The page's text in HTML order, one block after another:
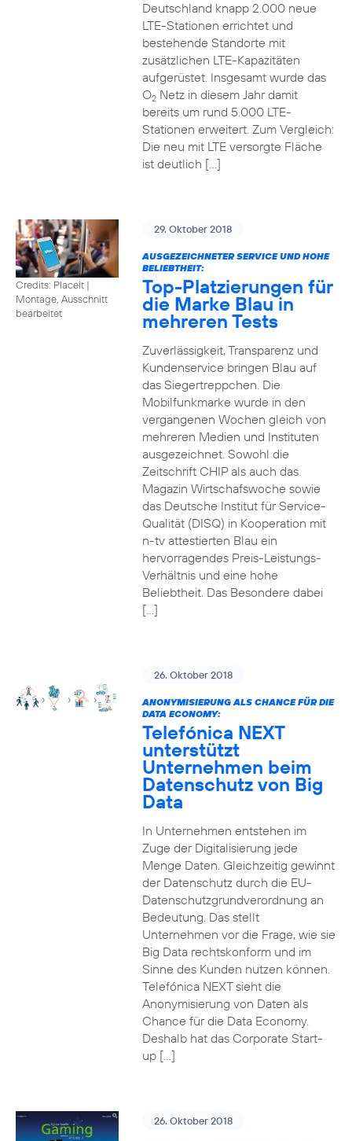
Deutschland knapp 2.000 neue
LTE-Stationen errichtet und
bestehende Standorte mit
zusätzlichen LTE-Kapazitäten
aufgerüstet. Insgesamt wurde das
O2Netz in diesem Jahr damit
bereits um rund 5.000 LTE-
Stationen erweitert. Zum Vergleich:
Die neu mit LTE versorgte Fläche
ist deutlich […]
Credits: Placeit |
Montage, Ausschnitt
bearbeitet
29. Oktober 2018
AUSGEZEICHNETER SERVICE UND HOHE
BELIEBTHEIT:
Top-Platzierungen für
die Marke Blau in
mehreren Tests
Zuverlässigkeit, Transparenz und
Kundenservice bringen Blau auf
das Siegertreppchen. Die
Mobilfunkmarke wurde in den
vergangenen Wochen gleich von
mehreren Medien und Instituten
ausgezeichnet. Sowohl die
Zeitschrift CHIP als auch das
Magazin Wirtschafswoche sowie
das Deutsche Institut für Service-
Qualität (DISQ) in Kooperation mit
n-tv attestierten Blau ein
hervorragendes Preis-Leistungs-
Verhältnis und eine hohe
Beliebtheit. Das Besondere dabei
[…]
26. Oktober 2018
ANONYMISIERUNG ALS CHANCE FÜR DIE
DATA ECONOMY:
Telefónica NEXT
unterstützt
Unternehmen beim
Datenschutz von Big
Data
In Unternehmen entstehen im
Zuge der Digitalisierung jede
Menge Daten. Gleichzeitig gewinnt
der Datenschutz durch die EU-
Datenschutzgrundverordnung an
Bedeutung. Das stellt
Unternehmen vor die Frage, wie sie
Big Data rechtskonform und im
Sinne des Kunden nutzen können.
Telefónica NEXT sieht die
Anonymisierung von Daten als
Chance für die Data Economy.
Deshalb hat das Corporate Start-
up […]
26. Oktober 2018